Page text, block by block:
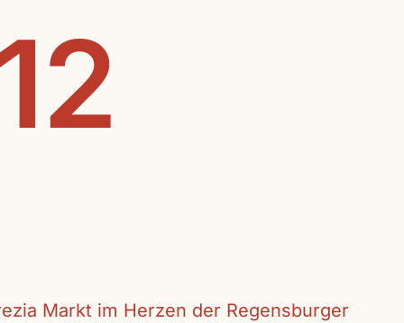
Markt im Herzen der Regensburger